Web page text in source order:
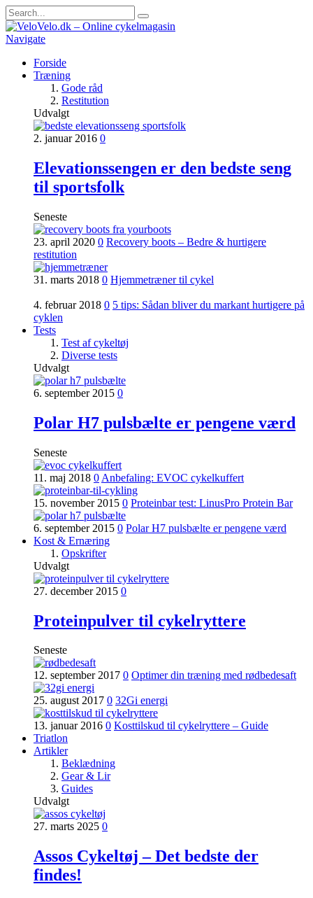
Navigate
Forside
Træning
Gode råd
Restitution
Udvalgt
2. januar 2016 0
Elevationssengen er den bedste seng
til sportsfolk
Seneste
23. april 2020 0 Recovery boots – Bedre & hurtigere
restitution
31. marts 2018 0 Hjemmetræner til cykel
4. februar 2018 0 5 tips: Sådan bliver du markant hurtigere på
cyklen
Tests
Test af cykeltøj
Diverse tests
Udvalgt
6. september 2015 0
Polar H7 pulsbælte er pengene værd
Seneste
11. maj 2018 0 Anbefaling: EVOC cykelkuffert
15. november 2015 0 Proteinbar test: LinusPro Protein Bar
6. september 2015 0 Polar H7 pulsbælte er pengene værd
Kost & Ernæring
Opskrifter
Udvalgt
27. december 2015 0
Proteinpulver til cykelryttere
Seneste
12. september 2017 0 Optimer din træning med rødbedesaft
25. august 2017 0 32Gi energi
13. januar 2016 0 Kosttilskud til cykelryttere – Guide
Triatlon
Artikler
Beklædning
Gear & Lir
Guides
Udvalgt
27. marts 2025 0
Assos Cykeltøj – Det bedste der
findes!